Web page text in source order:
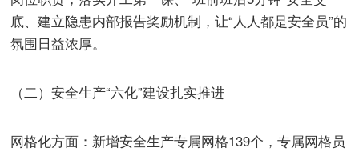
底、建立隐患内部报告奖励机制，让“人人都是安全员”的
氛围日益浓厚。
（二）安全生产“六化”建设扎实推进
网格化方面：新增安全生产专属网格139个，专属网格员